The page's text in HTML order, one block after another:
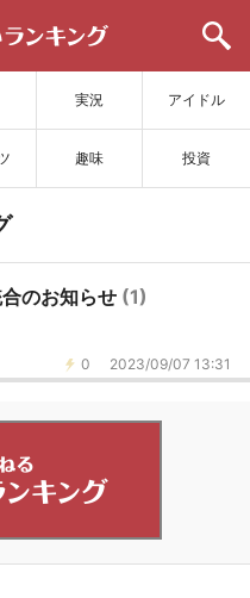
実況 アイドル
趣味 投資
更新
のお知らせ (1)
0 2023/09/07 13:31